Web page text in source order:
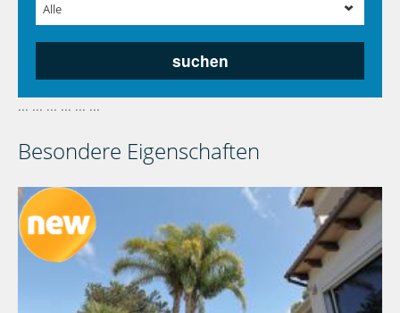
Alle
... ... ... ... ... ...
Besondere Eigenschaften